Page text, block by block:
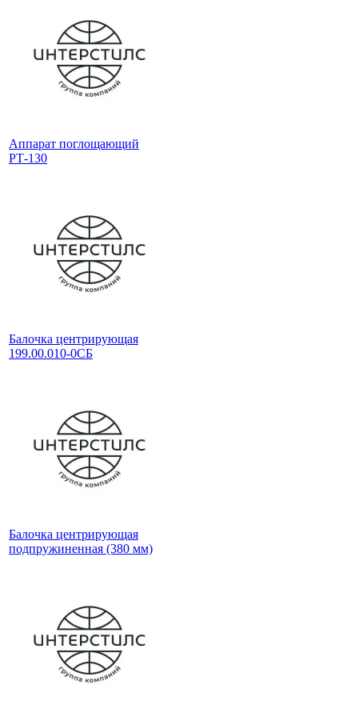
Аппарат поглощающий
РТ-130
Балочка центрирующая
199.00.010-0СБ
Балочка центрирующая
подпружиненная (380 мм)